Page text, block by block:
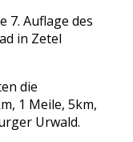
7. Auflage des
in Zetel
die
1 Meile, 5km,
Urwald.